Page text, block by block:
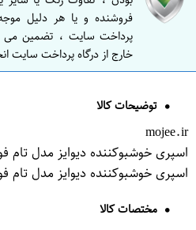
فروشنده و یا هر دلیل
پرداخت سایت ، تضمین می
خارج از درگاه پرداخت سایت
توضیحات کالا
mojee.ir
اسپری خوشبوکننده دیوایز مدل تام فورد حجم
اسپری خوشبوکننده دیوایز مدل تام فورد حجم
مختصات کالا